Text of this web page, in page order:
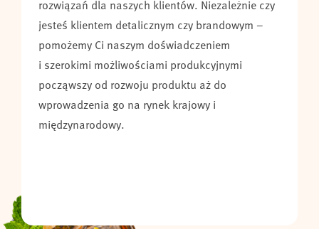
rozwiązań dla naszych klientów. Niezależnie czy
jesteś klientem detalicznym czy brandowym –
pomożemy Ci naszym doświadczeniem
i szerokimi możliwościami produkcyjnymi
począwszy od rozwoju produktu aż do
wprowadzenia go na rynek krajowy i
międzynarodowy.